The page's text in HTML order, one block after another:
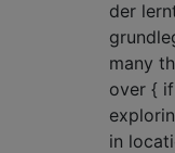
der
many
over {
in